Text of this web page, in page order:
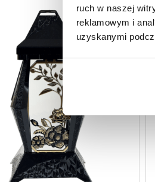
ruch w naszej
reklamowym i
uzyskanymi